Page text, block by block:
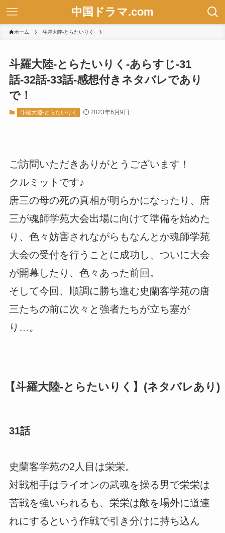
中国ドラマ.com
ホーム 斗羅大陸-とらたいりく
斗羅大陸-とらたいりく-あらすじ-31
話-32話-33話-感想付きネタバレであり
で！
斗羅大陸-とらたいりく 2023年6月9日
ご訪問いただきありがとうございます！
クルミットです♪
唐三の母の死の真相が明らかになったり、唐
三が魂師学苑大会出場に向けて準備を始めた
り、色々妨害されながらもなんとか魂師学苑
大会の受付を行うことに成功し、ついに大会
が開幕したり、色々あった前回。
そして今回、順調に勝ち進む史蘭客学苑の唐
三たちの前に次々と強者たちが立ち塞が
り…。
【斗羅大陸-とらたいりく】(ネタバレあり)
31話
史蘭客学苑の2人目は栄栄。
対戦相手はライオンの武魂を操る男で栄栄は
苦戦を強いられるも、栄栄は敵を場外に道連
れにするという作戦で引き分けに持ち込ん